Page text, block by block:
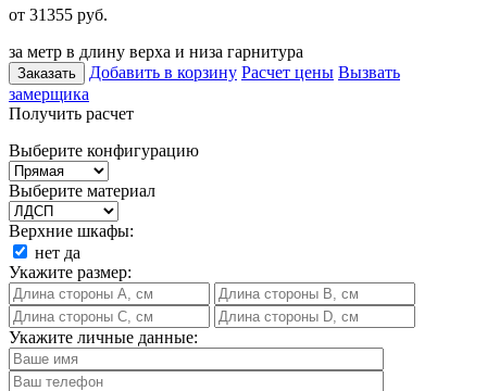
от 31355 руб.
за метр в длину верха и низа гарнитура
Заказать Добавить в корзину Расчет цены Вызвать
замерщика
Получить расчет
Выберите конфигурацию
Выберите материал
Верхние шкафы:
нет да
Укажите размер:
Укажите личные данные: